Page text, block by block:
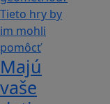
Majú
vaše